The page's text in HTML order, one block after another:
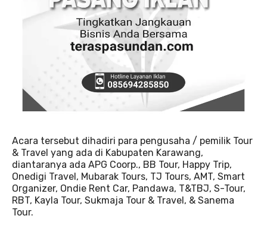
Acara tersebut dihadiri para pengusaha / pemilik Tour
& Travel yang ada di Kabupaten Karawang,
diantaranya ada APG Coorp., BB Tour, Happy Trip,
Onedigi Travel, Mubarak Tours, TJ Tours, AMT, Smart
Organizer, Ondie Rent Car, Pandawa, T&TBJ, S-Tour,
RBT, Kayla Tour, Sukmaja Tour & Travel, & Sanema
Tour.